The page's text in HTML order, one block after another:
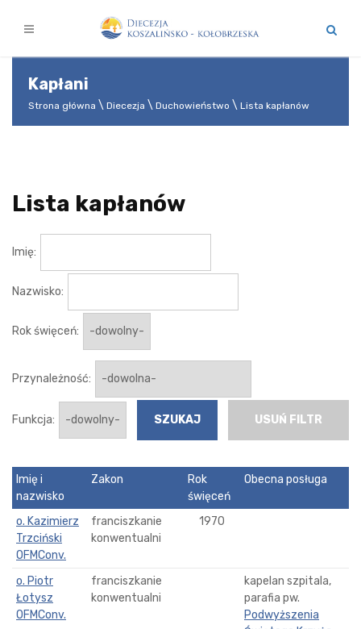
Kapłani
Strona główna Diecezja Duchowieństwo Lista kapłanów
Lista kapłanów
Imię:
Nazwisko:
Rok święceń:
Przynależność:
Funkcja: USUŃ FILTR
Imię i
nazwisko
Zakon
Rok
święceń
Obecna posługa
o. Kazimierz
Trzciński
OFMConv.
franciszkanie
konwentualni
1970
o. Piotr
Łotysz
OFMConv.
franciszkanie
konwentualni
kapelan szpitala,
parafia pw.
Podwyższenia